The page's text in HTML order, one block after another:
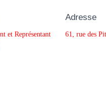
Adresse
et Représentant
61, rue des